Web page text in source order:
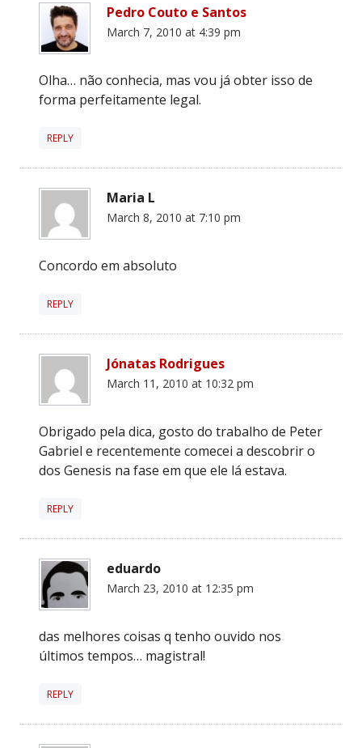
Pedro Couto e Santos
March 7, 2010 at 4:39 pm
Olha… não conhecia, mas vou já obter isso de
forma perfeitamente legal.
REPLY
Maria L
March 8, 2010 at 7:10 pm
Concordo em absoluto
REPLY
Jónatas Rodrigues
March 11, 2010 at 10:32 pm
Obrigado pela dica, gosto do trabalho de Peter
Gabriel e recentemente comecei a descobrir o
dos Genesis na fase em que ele lá estava.
REPLY
eduardo
March 23, 2010 at 12:35 pm
das melhores coisas q tenho ouvido nos
últimos tempos… magistral!
REPLY